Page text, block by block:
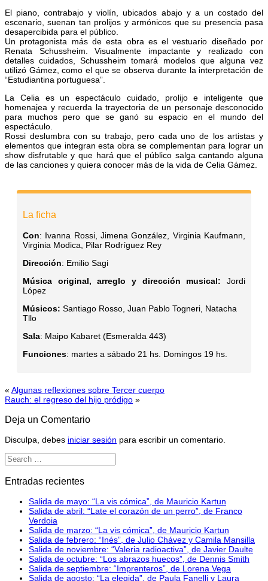
El piano, contrabajo y violín, ubicados abajo y a un costado del
escenario, suenan tan prolijos y armónicos que su presencia pasa
desapercibida para el público.
Un protagonista más de esta obra es el vestuario diseñado por
Renata Schussheim. Visualmente impactante y realizado con
detalles cuidados, Schussheim tomará modelos que alguna vez
utilizó Gámez, como el que se observa durante la interpretación de
“Estudiantina portuguesa”.
La Celia es un espectáculo cuidado, prolijo e inteligente que
homenajea y recuerda la trayectoria de un personaje desconocido
para muchos pero que se ganó su espacio en el mundo del
espectáculo.
Rossi deslumbra con su trabajo, pero cada uno de los artistas y
elementos que integran esta obra se complementan para lograr un
show disfrutable y que hará que el público salga cantando alguna
de las canciones y quiera conocer más de la vida de Celia Gámez.
La ficha
Con: Ivanna Rossi, Jimena González, Virginia Kaufmann,
Virginia Modica, Pilar Rodríguez Rey
Dirección: Emilio Sagi
Música original, arreglo y dirección musical: Jordi
López
Músicos: Santiago Rosso, Juan Pablo Togneri, Natacha
Tllo
Sala: Maipo Kabaret (Esmeralda 443)
Funciones: martes a sábado 21 hs. Domingos 19 hs.
« Algunas reflexiones sobre Tercer cuerpo
Rauch: el regreso del hijo pródigo »
Deja un Comentario
Disculpa, debes iniciar sesión para escribir un comentario.
Entradas recientes
Salida de mayo: “La vis cómica”, de Mauricio Kartun
Salida de abril: “Late el corazón de un perro”, de Franco
Verdoia
Salida de marzo: “La vis cómica”, de Mauricio Kartun
Salida de febrero: “Inés”, de Julio Chávez y Camila Mansilla
Salida de noviembre: “Valeria radioactiva”, de Javier Daulte
Salida de octubre: “Los abrazos huecos”, de Dennis Smith
Salida de septiembre: “Imprenteros”, de Lorena Vega
Salida de agosto: “La elegida”, de Paula Fanelli y Laura